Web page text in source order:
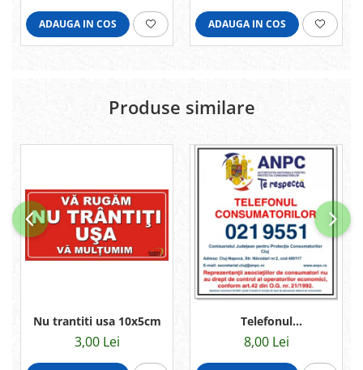
ADAUGA IN COS ADAUGA IN COS
Produse similare
Nu trantiti usa 10x5cm
3,00 Lei
Telefonul
consumatorului 13x12cm
8,00 Lei